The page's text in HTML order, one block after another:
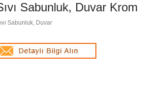
Sabunluk, Duvar Krom
Sabunluk, Duvar